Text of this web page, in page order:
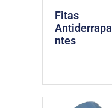
Fitas
Antiderrapa
ntes